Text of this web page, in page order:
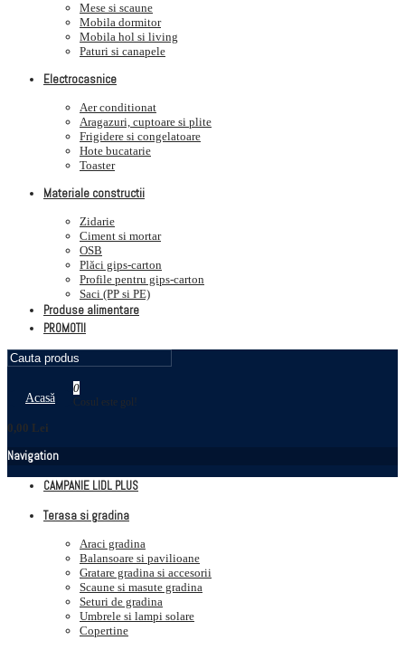
Mese si scaune
Mobila dormitor
Mobila hol si living
Paturi si canapele
Electrocasnice
Aer conditionat
Aragazuri, cuptoare si plite
Frigidere si congelatoare
Hote bucatarie
Toaster
Materiale constructii
Zidarie
Ciment si mortar
OSB
Plăci gips-carton
Profile pentru gips-carton
Saci (PP si PE)
Produse alimentare
PROMOTII
Acasă
0
Cosul este gol!
0,00 Lei
Navigation
CAMPANIE LIDL PLUS
Terasa si gradina
Araci gradina
Balansoare si pavilioane
Gratare gradina si accesorii
Scaune si masute gradina
Seturi de gradina
Umbrele si lampi solare
Copertine